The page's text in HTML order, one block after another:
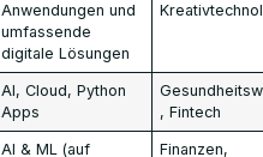
Anwendungen und
umfassende
digitale Lösungen
AI, Cloud, Python
Apps
, Fintech
AI & ML (auf
Finanzen,